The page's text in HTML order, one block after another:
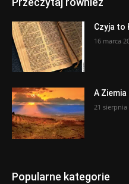
Czyja to
16 marca
A
21 sierpnia
Popularne kategorie